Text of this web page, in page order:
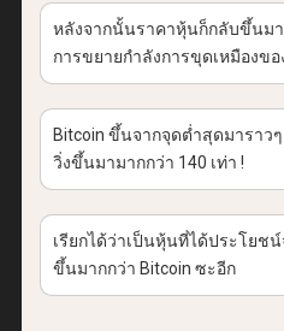
หลังจากนั้นราคาหุ้นก็กลับขึ้นม
การขยายกำลังการขุดเหมืองขอ
Bitcoin ขึ้นจากจุดต่ำสุดมาราว
วิ่งขึ้นมามากกว่า 140 เท่า !
เรียกได้ว่าเป็นหุ้นที่ได้ประโยช
ขึ้นมากกว่า Bitcoin ซะอีก